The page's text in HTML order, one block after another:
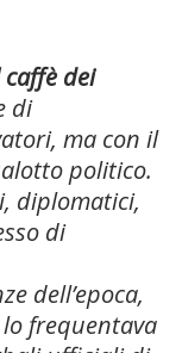
caffè dei
di
ma con il
politico.
diplomatici,
di
dell’epoca,
lo frequentava